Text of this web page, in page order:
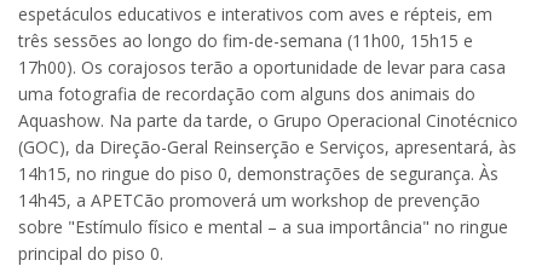
espetáculos educativos e interativos com aves e répteis, em
três sessões ao longo do fim-de-semana (11h00, 15h15 e
17h00). Os corajosos terão a oportunidade de levar para casa
uma fotografia de recordação com alguns dos animais do
Aquashow. Na parte da tarde, o Grupo Operacional Cinotécnico
(GOC), da Direção-Geral Reinserção e Serviços, apresentará, às
14h15, no ringue do piso 0, demonstrações de segurança. Às
14h45, a APETCão promoverá um workshop de prevenção
sobre "Estímulo físico e mental – a sua importância" no ringue
principal do piso 0.